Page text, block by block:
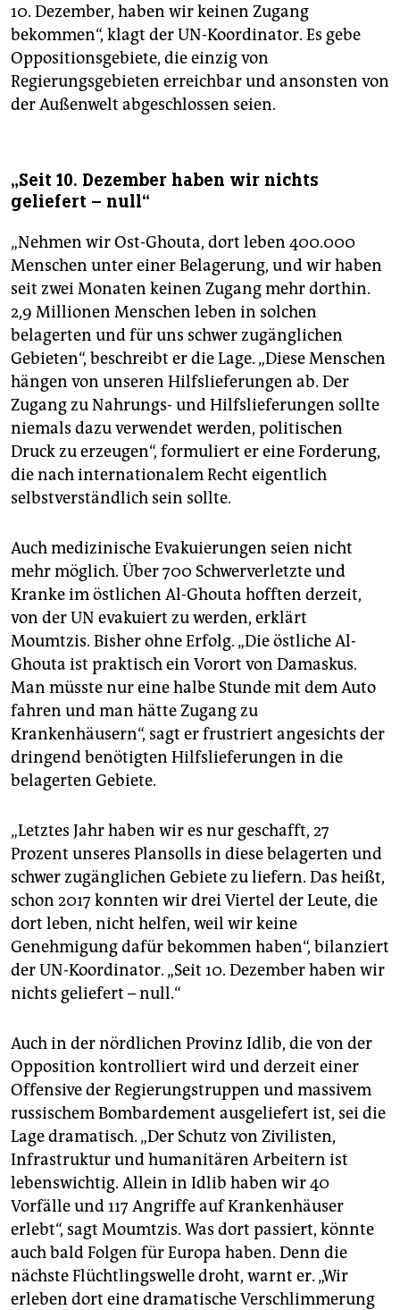
10. Dezember, haben wir keinen Zugang
bekommen“, klagt der UN-Koordinator. Es gebe
Oppositionsgebiete, die einzig von
Regierungsgebieten erreichbar und ansonsten von
der Außenwelt abgeschlossen seien.
„Seit 10. Dezember haben wir nichts
geliefert – null“
„Nehmen wir Ost-Ghouta, dort leben 400.000
Menschen unter einer Belagerung, und wir haben
seit zwei Monaten keinen Zugang mehr dorthin.
2,9 Millionen Menschen leben in solchen
belagerten und für uns schwer zugänglichen
Gebieten“, beschreibt er die Lage. „Diese Menschen
hängen von unseren Hilfslieferungen ab. Der
Zugang zu Nahrungs- und Hilfslieferungen sollte
niemals dazu verwendet werden, politischen
Druck zu erzeugen“, formuliert er eine Forderung,
die nach internationalem Recht eigentlich
selbstverständlich sein sollte.
Auch medizinische Evakuierungen seien nicht
mehr möglich. Über 700 Schwerverletzte und
Kranke im östlichen Al-Ghouta hofften derzeit,
von der UN evakuiert zu werden, erklärt
Moumtzis. Bisher ohne Erfolg. „Die östliche Al-
Ghouta ist praktisch ein Vorort von Damaskus.
Man müsste nur eine halbe Stunde mit dem Auto
fahren und man hätte Zugang zu
Krankenhäusern“, sagt er frustriert angesichts der
dringend benötigten Hilfslieferungen in die
belagerten Gebiete.
„Letztes Jahr haben wir es nur geschafft, 27
Prozent unseres Plansolls in diese belagerten und
schwer zugänglichen Gebiete zu liefern. Das heißt,
schon 2017 konnten wir drei Viertel der Leute, die
dort leben, nicht helfen, weil wir keine
Genehmigung dafür bekommen haben“, bilanziert
der UN-Koordinator. „Seit 10. Dezember haben wir
nichts geliefert – null.“
Auch in der nördlichen Provinz Idlib, die von der
Opposition kontrolliert wird und derzeit einer
Offensive der Regierungstruppen und massivem
russischem Bombardement ausgeliefert ist, sei die
Lage dramatisch. „Der Schutz von Zivilisten,
Infrastruktur und humanitären Arbeitern ist
lebenswichtig. Allein in Idlib haben wir 40
Vorfälle und 117 Angriffe auf Krankenhäuser
erlebt“, sagt Moumtzis. Was dort passiert, könnte
auch bald Folgen für Europa haben. Denn die
nächste Flüchtlingswelle droht, warnt er. „Wir
erleben dort eine dramatische Verschlimmerung